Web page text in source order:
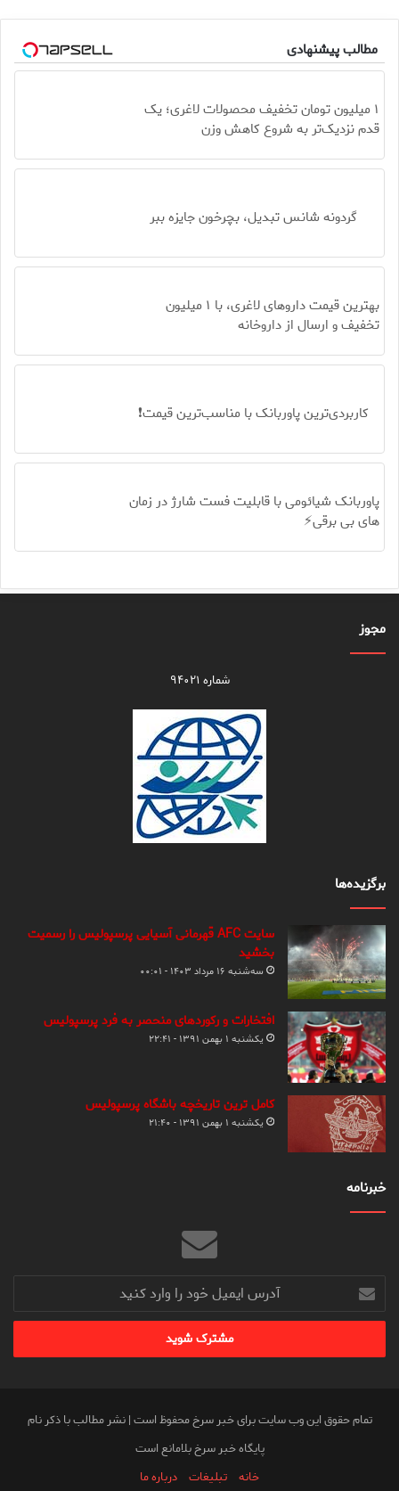
مطالب پیشنهادی
۱ میلیون تومان تخفیف محصولات لاغری؛ یک
قدم نزدیک‌تر به شروع کاهش وزن
گردونه شانس تبدیل، بچرخون جایزه ببر
بهترین قیمت داروهای لاغری، با ۱ میلیون
تخفیف و ارسال از داروخانه‌
کاربردی‌ترین پاوربانک با مناسب‌ترین قیمت❗
پاوربانک شیائومی با قابلیت فست شارژ در زمان
های بی برقی⚡
مجوز
شماره ۹۴۰۲۱
برگزیده‌ها
سایت AFC قهرمانی آسیایی پرسپولیس را رسمیت
بخشید
سه‌شنبه ۱۶ مرداد ۱۴۰۳ - ۰۰:۰۱
افتخارات و رکوردهای منحصر به فرد پرسپولیس
یکشنبه ۱ بهمن ۱۳۹۱ - ۲۲:۴۱
کامل ترین تاریخچه باشگاه پرسپولیس
یکشنبه ۱ بهمن ۱۳۹۱ - ۲۱:۴۰
خبرنامه
آدرس
ایمیل
خود
وارد
تمام حقوق این وب سایت برای خبر سرخ محفوظ است | نشر مطالب با ذکر نام
پایگاه خبر سرخ بلامانع است
خانه
تبلیغات درباره ما